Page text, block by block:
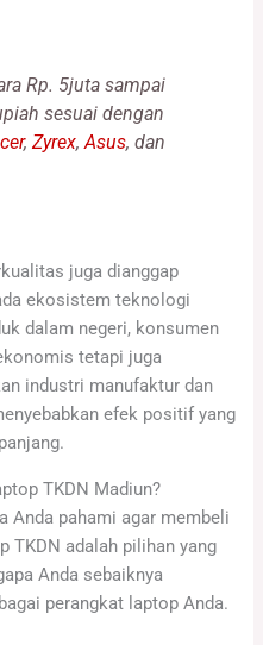
Rp. 5juta sampai
sesuai dengan
, Zyrex,Asus, dan
juga dianggap
ekosistem teknologi
dalam negeri, konsumen
tetapi juga
industri manufaktur dan
efek positif yang
TKDN Madiun?
Anda pahami agar membeli
TKDN adalah pilihan yang
Anda sebaiknya
perangkat laptop Anda.